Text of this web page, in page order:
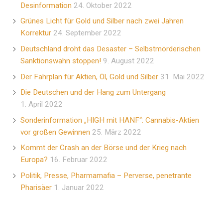
Desinformation 24. Oktober 2022
Grünes Licht für Gold und Silber nach zwei Jahren
Korrektur 24. September 2022
Deutschland droht das Desaster – Selbstmörderischen
Sanktionswahn stoppen! 9. August 2022
Der Fahrplan für Aktien, Öl, Gold und Silber 31. Mai 2022
Die Deutschen und der Hang zum Untergang
1. April 2022
Sonderinformation „HIGH mit HANF“: Cannabis-Aktien
vor großen Gewinnen 25. März 2022
Kommt der Crash an der Börse und der Krieg nach
Europa? 16. Februar 2022
Politik, Presse, Pharmamafia – Perverse, penetrante
Pharisäer 1. Januar 2022